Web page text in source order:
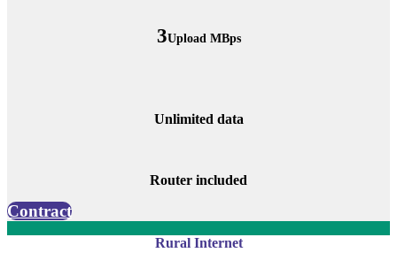
3Upload MBps
Unlimited data
Router included
Contract
Rural Internet